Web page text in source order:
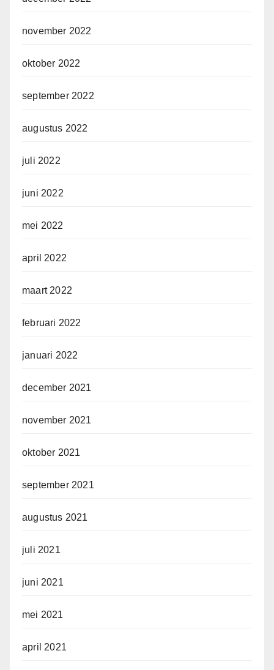
november 2022
oktober 2022
september 2022
augustus 2022
juli 2022
juni 2022
mei 2022
april 2022
maart 2022
februari 2022
januari 2022
december 2021
november 2021
oktober 2021
september 2021
augustus 2021
juli 2021
juni 2021
mei 2021
april 2021